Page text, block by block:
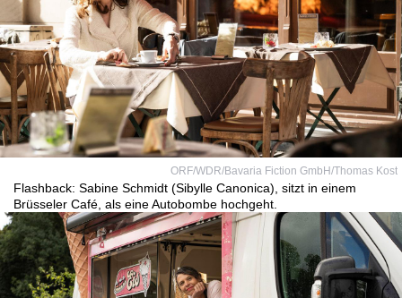
ORF/WDR/Bavaria Fiction GmbH/Thomas Kost
Flashback: Sabine Schmidt (Sibylle Canonica), sitzt in einem
Brüsseler Café, als eine Autobombe hochgeht.